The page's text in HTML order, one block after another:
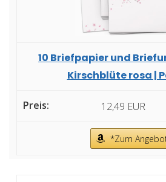
10 Briefpapier und
Kirschblüte rosa |
12,49 EUR
*Zum